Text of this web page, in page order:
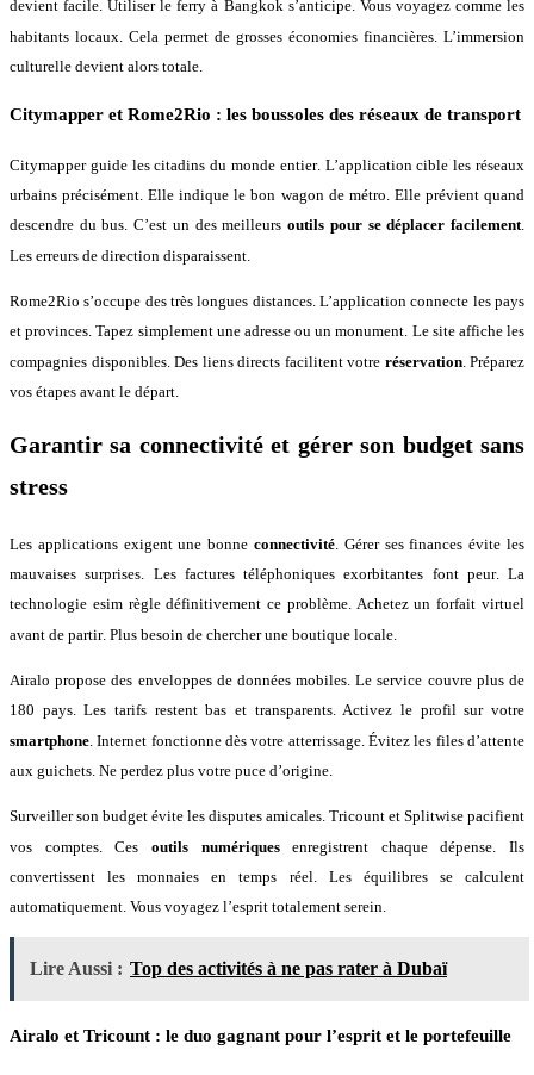
devient facile. Utiliser le ferry à Bangkok s’anticipe. Vous voyagez comme les
habitants locaux . Cela permet de grosses économies financières . L’immersion
culturelle devient alors totale.
Citymapper et Rome2Rio : les boussoles des réseaux de transport
Citymapper guide les citadins du monde entier. L’application cible les réseaux
urbains précisément. Elle indique le bon wagon de métro. Elle prévient quand
descendre du bus. C’est un des meilleursoutils pour se déplacer facilement.
Les erreurs de direction disparaissent
Rome2Rio s’occupe des très longues distances. L’application connecte les pays
et provinces. Tapez simplement une adresse ou un monument. Le site affiche les
compagnies disponibles. Des liens directs facilitent votre réservation. Préparez
vos étapes avant le départ.
Garantir sa connectivité et gérer son budget sans
stress
Les applications exigent une bonne connectivité . Gérer ses finances évite les
mauvaises surprises. Les factures téléphoniques exorbitantes font peur. La
technologie esim règle définitivement ce problème. Achetez un forfait virtuel
avant de partir. Plus besoin de chercher une boutique locale
Airalo propose des enveloppes de données mobiles. Le service couvre plus de
180 pays. Les tarifs restent bas et transparents. Activez le profil sur votre
smartphone . Internet fonctionne dès votre atterrissage. Évitez les files d’attente
aux guichets. Ne perdez plus votre puce d’origine.
Surveiller son budget évite les disputes amicales. Tricount et Splitwise pacifient
vos comptes. Ces outils numériquesenregistrent chaque dépense . Ils
convertissent les monnaies en temps réel. Les équilibres se calculent
automatiquement. Vous voyagez l’esprit totalement serein.
Lire Aussi : Top des activités à ne pas rater à Dubaï
Airalo et Tricount : le duo gagnant pour l’esprit et le portefeuille